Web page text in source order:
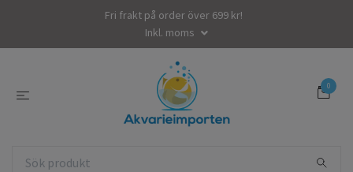
Fri frakt på order över 699 kr!
Inkl. moms
0